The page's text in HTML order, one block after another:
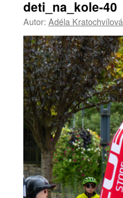
deti_na_kole-40
Autor: Adéla Kratochvílová